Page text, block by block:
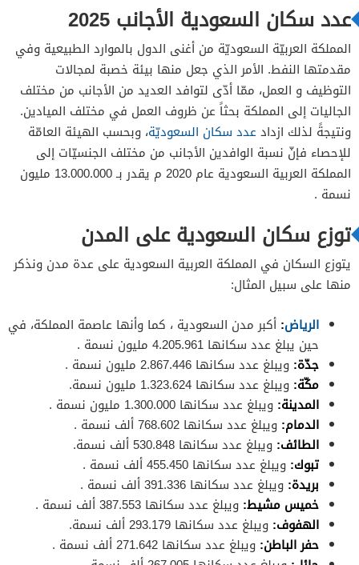
عدد سكان السعودية الأجانب 2025
المملكة العربيّة السعوديّة من أغنى الدول بالموارد الطبيعية وفي
مقدمتها النفط. الأمر الذي جعل منها بيئة خصبة لمجالات
التوظيف و العمل، ممّا أدّى لتوافد العديد من الأجانب من مختلف
الجاليات إلى المملكة بحثاً عن ظروف العمل في مختلف الميادين.
ونتيجةً لذلك ازداد عدد سكان السعوديّة، وبحسب الهيئة العامّة
للإحصاء فإنّ نسبة الوافدين الأجانب من مختلف الجنسيّات إلى
المملكة العربية السعودية عام 2020 م يقدر بـ 13.000.000 مليون
نسمة .
توزع سكان السعودية على المدن
يتوزع السكان في المملكة العربية السعودية على عدة مدن ونذكر
منها على سبيل المثال:
الرياض: أكبر مدن السعودية ، كما وأنها عاصمة المملكة، في
حين يبلغ عدد سكانها 4.205.961 مليون نسمة .
جدّة: ويبلغ عدد سكانها 2.867.446 مليون نسمة .
مكّة: ويبلغ عدد سكانها 1.323.624 مليون نسمة.
المدينة: ويبلغ عدد سكانها 1.300.000 مليون نسمة .
الدمام: ويبلغ عدد سكانها 768.602 ألف نسمة .
الطائف: ويبلغ عدد سكانها 530.848 ألف نسمة.
تبوك: ويبلغ عدد سكانها 455.450 ألف نسمة .
بريدة: ويبلغ عدد سكانها 391.336 ألف نسمة .
خميس مشيط: ويبلغ عدد سكانها 387.553 ألف نسمة .
الهفوف: ويبلغ عدد سكانها 293.179 ألف نسمة.
حفر الباطن: ويبلغ عدد سكانها 271.642 ألف نسمة .